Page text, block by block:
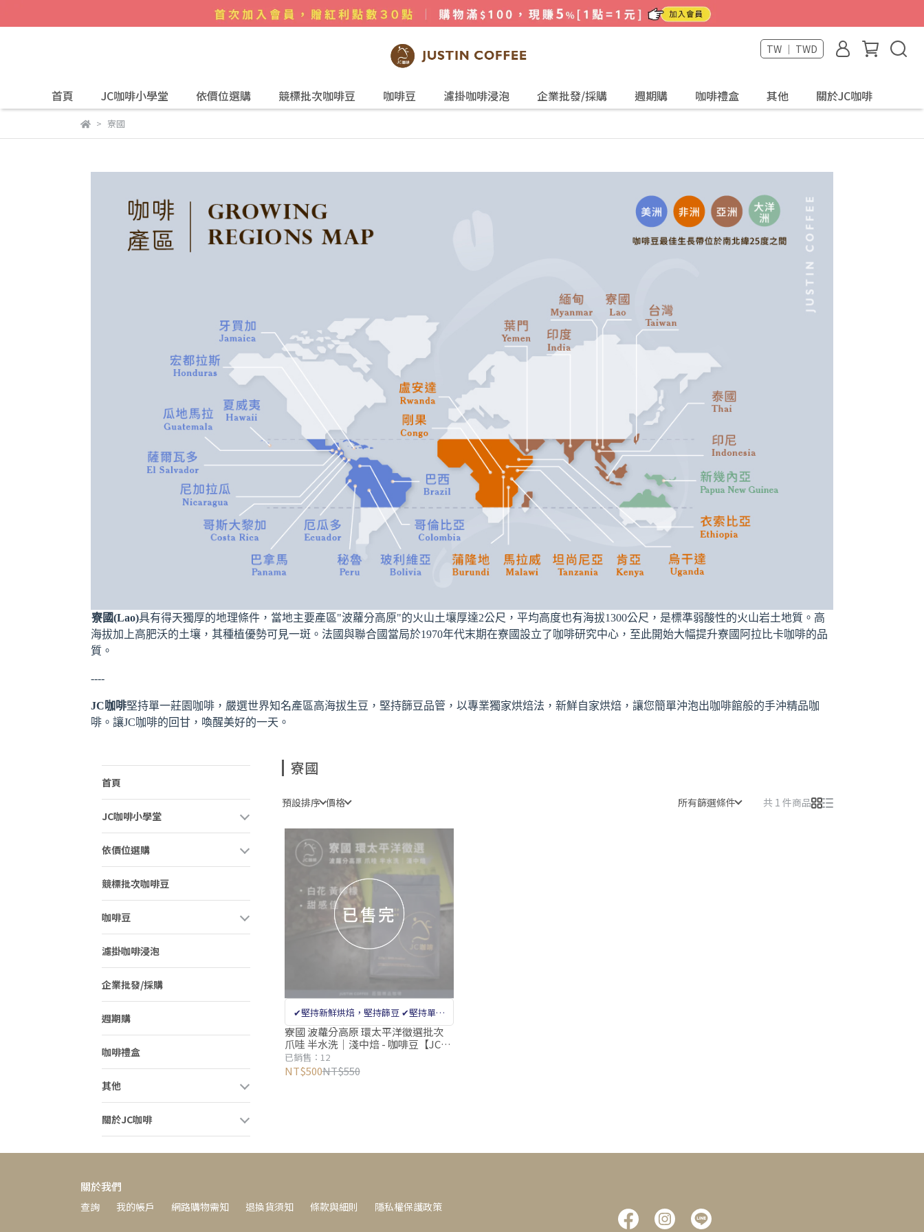
TW ｜ TWD
首頁 JC咖啡小學堂 依價位選購 競標批次咖啡豆 咖啡豆 濾掛咖啡浸泡 企業批發/採購 週期購 咖啡禮盒 其他 關於JC咖啡
寮國
寮國(Lao)具有得天獨厚的地理條件，當地主要產區"波蘿分高原"的火山土壤厚達2公尺，平均高度也有海拔1300公尺，是標準弱酸性的火山岩土地質。高
海拔加上高肥沃的土壤，其種植優勢可見一斑。法國與聯合國當局於1970年代末期在寮國設立了咖啡研究中心，至此開始大幅提升寮國阿拉比卡咖啡的品
質。
----
​JC咖啡堅持單一莊園咖啡，嚴選世界知名產區高海拔生豆，堅持篩豆品管，以專業獨家烘焙法，新鮮自家烘焙，讓您簡單沖泡出咖啡館般的手沖精品咖
啡。讓JC咖啡的回甘，喚醒美好的一天。
首頁
JC咖啡小學堂
依價位選購
競標批次咖啡豆
咖啡豆
濾掛咖啡浸泡
企業批發/採購
週期購
咖啡禮盒
其他
關於JC咖啡
寮國
預設排序 價格 所有篩選條件 共 1 件商品
✔堅持新鮮烘焙，堅持篩豆 ✔堅持單一
莊園咖啡 ✔CQI國際咖啡品質鑑定師把關
寮國 波蘿分高原 環太平洋徵選批次
爪哇 半水洗│淺中焙 - 咖啡豆【JC咖
啡】莊園咖啡 新鮮烘焙
已銷售：12
NT$500NT$550
關於我們
查詢 我的帳戶 網路購物需知 退換貨須知 條款與細則 隱私權保護政策